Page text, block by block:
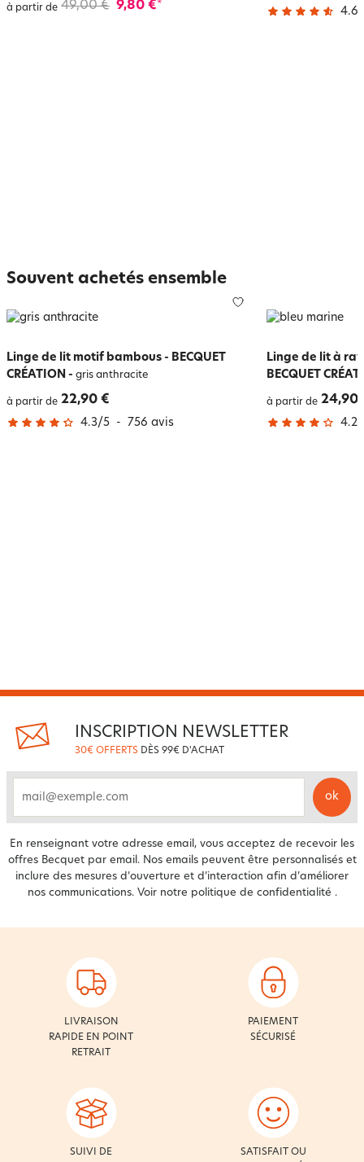
à partir de 49,00 € 9,80 €*
4.6
Souvent achetés ensemble
Linge de lit motif bambous - BECQUET
CRÉATION - gris anthracite
à partir de 22,90 €
4.3/5 - 756 avis
Linge de lit à
BECQUET
à partir de 24,90
4.2
INSCRIPTION NEWSLETTER
30€ OFFERTS DÈS 99€ D'ACHAT
email
ok
En renseignant votre adresse email, vous acceptez de recevoir les
offres Becquet par email. Nos emails peuvent être personnalisés et
inclure des mesures d’ouverture et d’interaction afin d’améliorer
nos communications. Voir notre politique de confidentialité .
LIVRAISON
RAPIDE EN POINT
RETRAIT
PAIEMENT
SÉCURISÉ
SUIVI DE
SATISFAIT OU